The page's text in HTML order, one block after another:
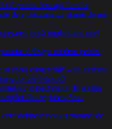
pentru întreaga familie
de a cumpăra un aparat de aer
după implantarea unei
si design modern pentru
spații comerciale – un element
profesională
al pachetelor de sprijin
din regiunea Sud-
definesc noua generație de